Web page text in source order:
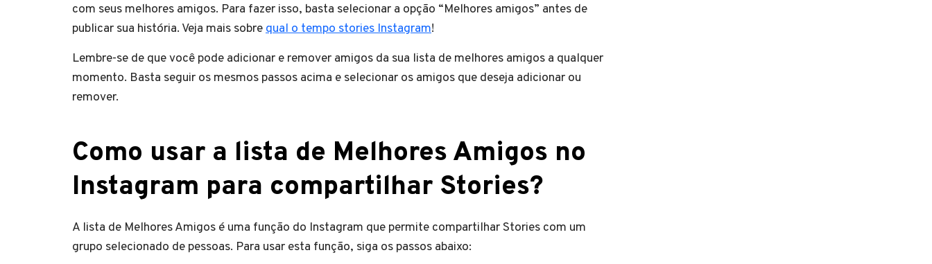
com seus melhores amigos. Para fazer isso, basta selecionar a opção “Melhores amigos” antes de
publicar sua história. Veja mais sobre qual o tempo stories Instagram!
Lembre-se de que você pode adicionar e remover amigos da sua lista de melhores amigos a qualquer
momento. Basta seguir os mesmos passos acima e selecionar os amigos que deseja adicionar ou
remover.
Como usar a lista de Melhores Amigos no
Instagram para compartilhar Stories?
A lista de Melhores Amigos é uma função do Instagram que permite compartilhar Stories com um
grupo selecionado de pessoas. Para usar esta função, siga os passos abaixo: